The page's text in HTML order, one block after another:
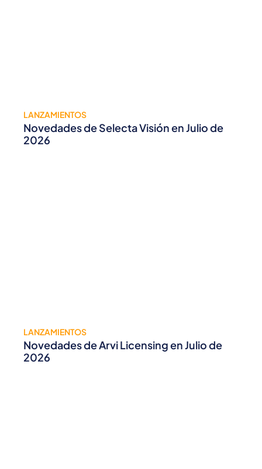
LANZAMIENTOS
Novedades de Selecta Visión en Julio de
2026
LANZAMIENTOS
Novedades de Arvi Licensing en Julio de
2026